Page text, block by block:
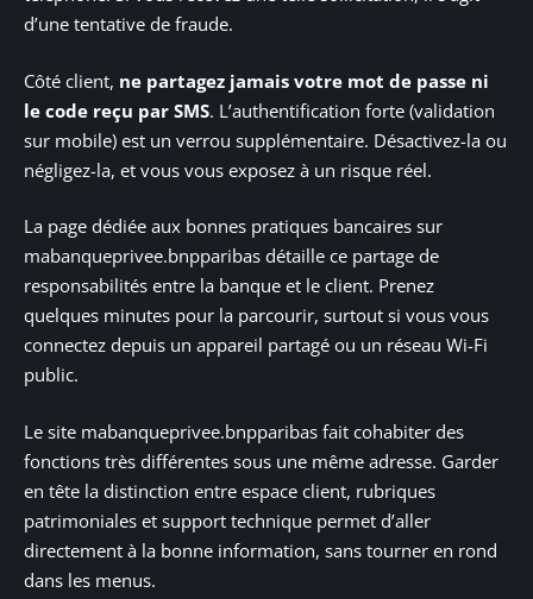
d’une tentative de fraude.
Côté client, ne partagez jamais votre mot de passe ni
le code reçu par SMS. L’authentification forte (validation
sur mobile) est un verrou supplémentaire. Désactivez-la ou
négligez-la, et vous vous exposez à un risque réel.
La page dédiée aux bonnes pratiques bancaires sur
mabanqueprivee.bnpparibas détaille ce partage de
responsabilités entre la banque et le client. Prenez
quelques minutes pour la parcourir, surtout si vous vous
connectez depuis un appareil partagé ou un réseau Wi-Fi
public.
Le site mabanqueprivee.bnpparibas fait cohabiter des
fonctions très différentes sous une même adresse. Garder
en tête la distinction entre espace client, rubriques
patrimoniales et support technique permet d’aller
directement à la bonne information, sans tourner en rond
dans les menus.